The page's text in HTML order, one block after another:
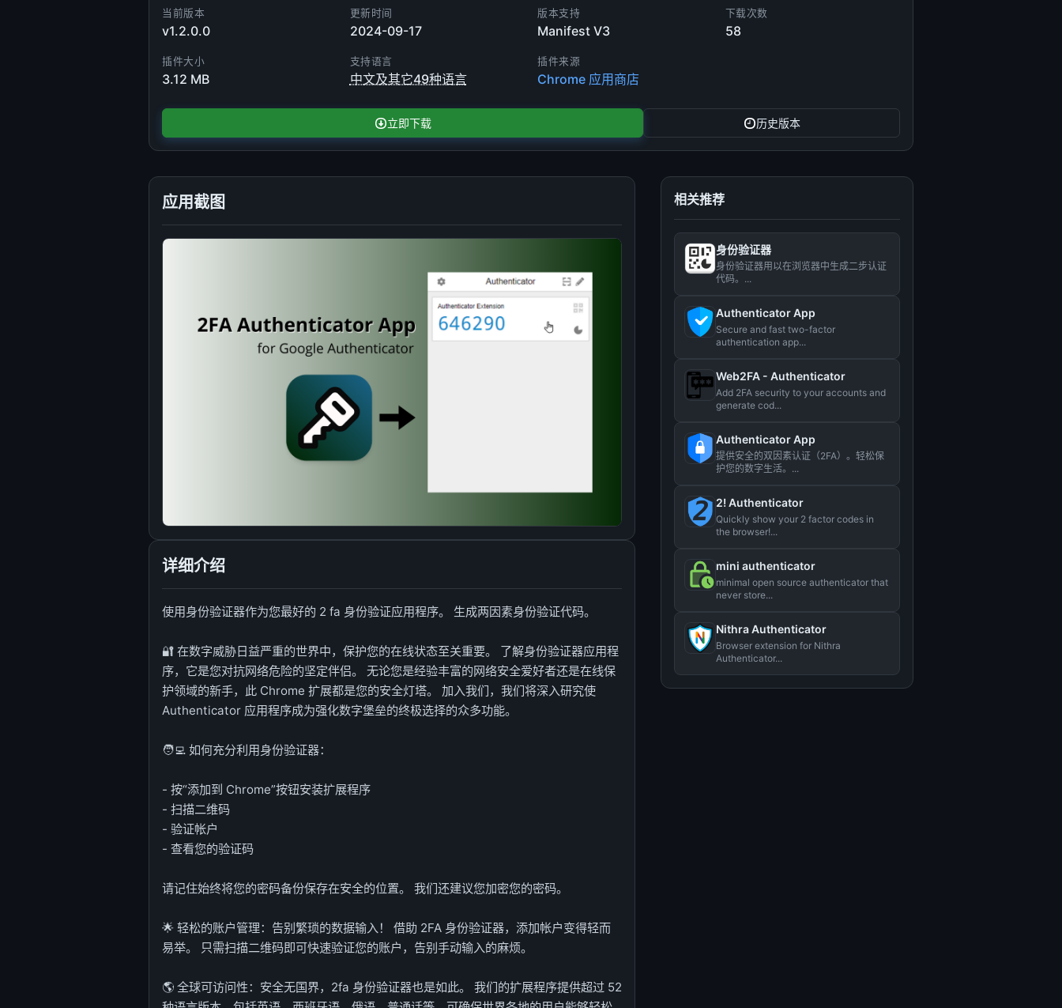
当前版本
v1.2.0.0
更新时间
2024-09-17
版本支持
Manifest V3
下载次数
58
插件大小
3.12 MB
支持语言
中文及其它49种语言
插件来源
Chrome 应用商店
立即下载 历史版本
应用截图
详细介绍
使用身份验证器作为您最好的 2 fa 身份验证应用程序。 生成两因素身份验证代码。
🔐 在数字威胁日益严重的世界中，保护您的在线状态至关重要。 了解身份验证器应用程
序，它是您对抗网络危险的坚定伴侣。 无论您是经验丰富的网络安全爱好者还是在线保
护领域的新手，此 Chrome 扩展都是您的安全灯塔。 加入我们，我们将深入研究使
Authenticator 应用程序成为强化数字堡垒的终极选择的众多功能。
🧑‍💻 如何充分利用身份验证器：
- 按“添加到 Chrome”按钮安装扩展程序
- 扫描二维码
- 验证帐户
- 查看您的验证码
请记住始终将您的密码备份保存在安全的位置。 我们还建议您加密您的密码。
🌟 轻松的账户管理：告别繁琐的数据输入！ 借助 2FA 身份验证器，添加帐户变得轻而
易举。 只需扫描二维码即可快速验证您的账户，告别手动输入的麻烦。
🌎 全球可访问性：安全无国界，2fa 身份验证器也是如此。 我们的扩展程序提供超过 52
相关推荐
身份验证器
身份验证器用以在浏览器中生成二步认证
代码。...
Authenticator App
Secure and fast two-factor
authentication app...
Web2FA - Authenticator
Add 2FA security to your accounts and
generate cod...
Authenticator App
提供安全的双因素认证（2FA）。轻松保
护您的数字生活。...
2! Authenticator
Quickly show your 2 factor codes in
the browser!...
mini authenticator
minimal open source authenticator that
never store...
Nithra Authenticator
Browser extension for Nithra
Authenticator...